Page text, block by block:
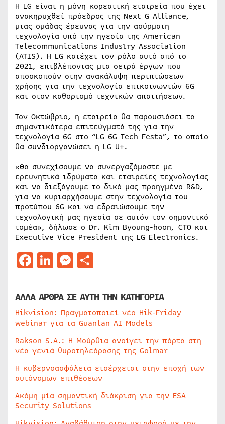
Η LG είναι η μόνη κορεατική εταιρεία που έχει
ανακηρυχθεί πρόεδρος της Next G Alliance,
μιας ομάδας έρευνας για την ασύρματη
τεχνολογία υπό την ηγεσία της American
Telecommunications Industry Association
(ATIS). Η LG κατέχει τον ρόλο αυτό από το
2021, επιβλέποντας μια σειρά έργων που
αποσκοπούν στην ανακάλυψη περιπτώσεων
χρήσης για την τεχνολογία επικοινωνιών 6G
και στον καθορισμό τεχνικών απαιτήσεων.
Τον Οκτώβριο, η εταιρεία θα παρουσιάσει τα
σημαντικότερα επιτεύγματά της για την
τεχνολογία 6G στο “LG 6G Tech Festa”, το οποίο
θα συνδιοργανώσει η LG U+.
«Θα συνεχίσουμε να συνεργαζόμαστε με
ερευνητικά ιδρύματα και εταιρείες τεχνολογίας
και να διεξάγουμε το δικό μας προηγμένο R&D,
για να κυριαρχήσουμε στην τεχνολογία του
προτύπου 6G και να εδραιώσουμε την
τεχνολογική μας ηγεσία σε αυτόν τον σημαντικό
τομέα», δήλωσε ο Dr. Kim Byoung-hoon, CTO και
Executive Vice President της LG Electronics.
Facebook
LinkedIn
Messenger
ΑΛΛΑ ΑΡΘΡΑ ΣΕ ΑΥΤΗ ΤΗΝ ΚΑΤΗΓΟΡΙΑ
Hikvision: Πραγματοποιεί νέο Hik-Friday
webinar για τα Guanlan AI Models
Rakson S.A.: Η Μούρθια ανοίγει την πόρτα στη
νέα γενιά θυροτηλεόρασης της Golmar
Η κυβερνοασφάλεια εισέρχεται στην εποχή των
αυτόνομων επιθέσεων
Ακόμη μία σημαντική διάκριση για την ESA
Security Solutions